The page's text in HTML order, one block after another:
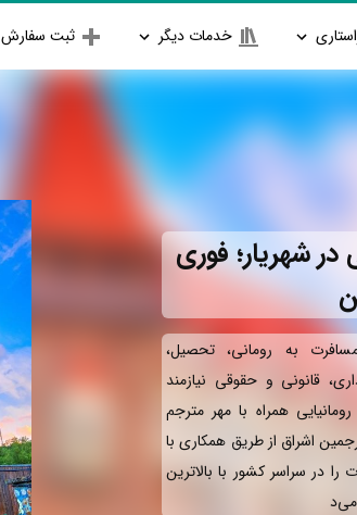
خدمات دیگر ثبت سفارش
در شهریار؛ فوری
به رومانی، تحصیل،
قانونی و حقوقی نیازمند
همراه با مهر مترجم
اشراق از طریق همکاری با
در سراسر کشور با بالاترین
می‌د